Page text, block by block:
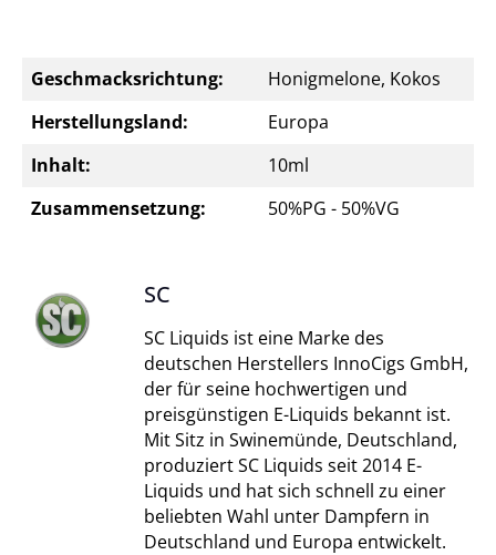
Geschmacksrichtung:
Honigmelone, Kokos
Herstellungsland:
Europa
Inhalt:
10ml
Zusammensetzung:
50%PG - 50%VG
SC
SC Liquids ist eine Marke des
deutschen Herstellers InnoCigs GmbH,
der für seine hochwertigen und
preisgünstigen E-Liquids bekannt ist.
Mit Sitz in Swinemünde, Deutschland,
produziert SC Liquids seit 2014 E-
Liquids und hat sich schnell zu einer
beliebten Wahl unter Dampfern in
Deutschland und Europa entwickelt.